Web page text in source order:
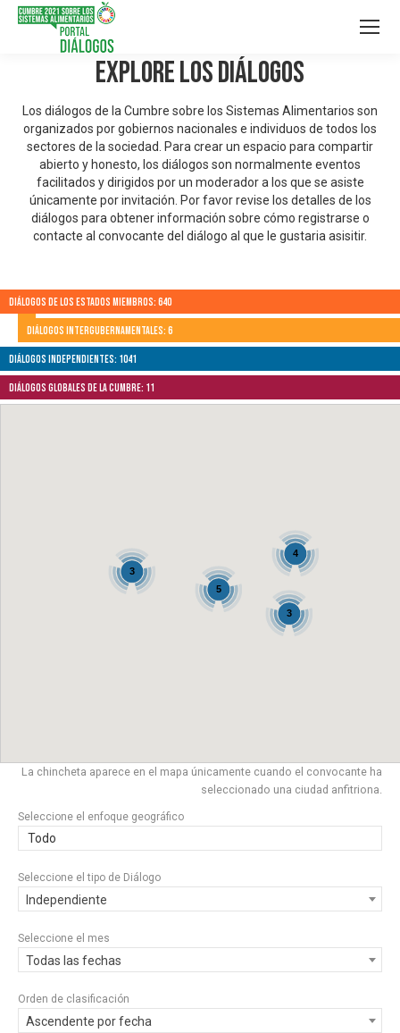
Explore los Diálogos
Los diálogos de la Cumbre sobre los Sistemas Alimentarios son
organizados por gobiernos nacionales e individuos de todos los
sectores de la sociedad. Para crear un espacio para compartir
abierto y honesto, los diálogos son normalmente eventos
facilitados y dirigidos por un moderador a los que se asiste
únicamente por invitación. Por favor revise los detalles de los
diálogos para obtener información sobre cómo registrarse o
contacte al convocante del diálogo al que le gustaria asisitir.
Diálogos de los Estados Miembros: 640
Diálogos Intergubernamentales: 6
Diálogos independientes: 1041
Diálogos globales de la Cumbre: 11
4
5
3
3
La chincheta aparece en el mapa únicamente cuando el convocante ha
seleccionado una ciudad anfitriona.
Seleccione el enfoque geográfico
Todo
Seleccione el tipo de Diálogo
Independiente
Seleccione el mes
Todas las fechas
Orden de clasificación
Ascendente por fecha